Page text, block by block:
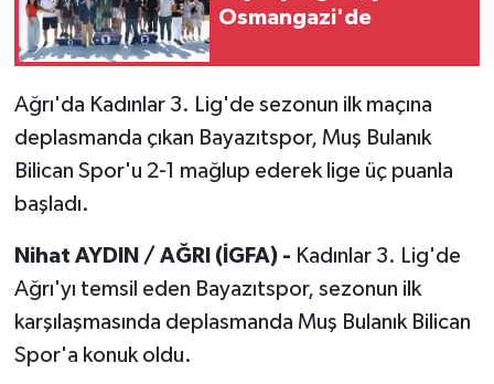
Osmangazi'de
Ağrı'da Kadınlar 3. Lig'de sezonun ilk maçına
deplasmanda çıkan Bayazıtspor, Muş Bulanık
Bilican Spor'u 2-1 mağlup ederek lige üç puanla
başladı.
Nihat AYDIN / AĞRI (İGFA) - Kadınlar 3. Lig'de
Ağrı'yı temsil eden Bayazıtspor, sezonun ilk
karşılaşmasında deplasmanda Muş Bulanık Bilican
Spor'a konuk oldu.